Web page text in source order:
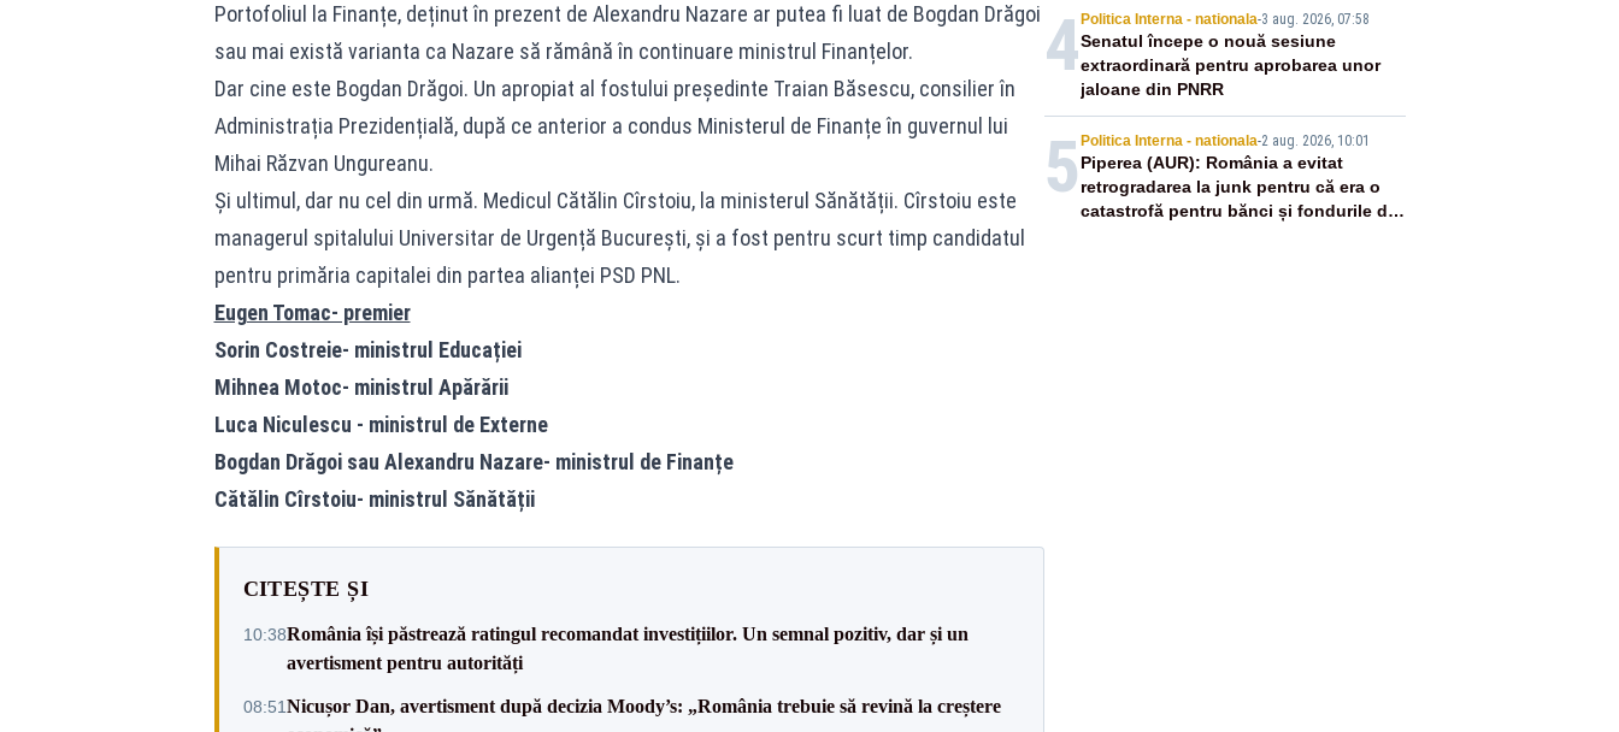
Portofoliul la Finanțe, deținut în prezent de Alexandru Nazare ar putea fi luat de Bogdan Drăgoi
sau mai există varianta ca Nazare să rămână în continuare ministrul Finanțelor.
Dar cine este Bogdan Drăgoi. Un apropiat al fostului președinte Traian Băsescu, consilier în
Administrația Prezidențială, după ce anterior a condus Ministerul de Finanțe în guvernul lui
Mihai Răzvan Ungureanu.
Și ultimul, dar nu cel din urmă. Medicul Cătălin Cîrstoiu, la ministerul Sănătății. Cîrstoiu este
managerul spitalului Universitar de Urgență București, și a fost pentru scurt timp candidatul
pentru primăria capitalei din partea alianței PSD PNL.
Eugen Tomac- premier
Sorin Costreie- ministrul Educației
Mihnea Motoc- ministrul Apărării
Luca Niculescu - ministrul de Externe
Bogdan Drăgoi sau Alexandru Nazare- ministrul de Finanțe
Cătălin Cîrstoiu- ministrul Sănătății
CITEȘTE ȘI
10:38România își păstrează ratingul recomandat investițiilor. Un semnal pozitiv, dar și un
avertisment pentru autorități
08:51Nicușor Dan, avertisment după decizia Moody’s: „România trebuie să revină la creștere
4 Politica Interna - nationala-3 aug. 2026, 07:58
Senatul începe o nouă sesiune
extraordinară pentru aprobarea unor
jaloane din PNRR
5 Politica Interna - nationala-2 aug. 2026, 10:01
Piperea (AUR): România a evitat
retrogradarea la junk pentru că era o
catastrofă pentru bănci și fondurile de